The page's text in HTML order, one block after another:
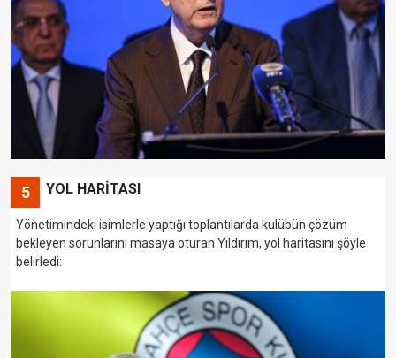
5 YOL HARİTASI
Yönetimindeki isimlerle yaptığı toplantılarda kulübün çözüm
bekleyen sorunlarını masaya oturan Yıldırım, yol haritasını şöyle
belirledi: